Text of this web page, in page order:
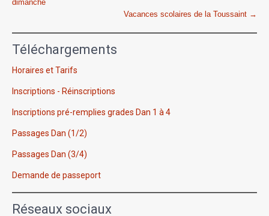
navigation
dimanche
Vacances scolaires de la Toussaint →
Téléchargements
Horaires et Tarifs
Inscriptions - Réinscriptions
Inscriptions pré-remplies grades Dan 1 à 4
Passages Dan (1/2)
Passages Dan (3/4)
Demande de passeport
Réseaux sociaux